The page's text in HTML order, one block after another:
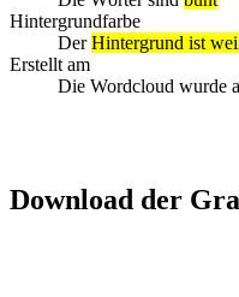
Hintergrundfarbe
DerHintergrund ist
Erstellt am
Die Wordcloud wurde
Download der